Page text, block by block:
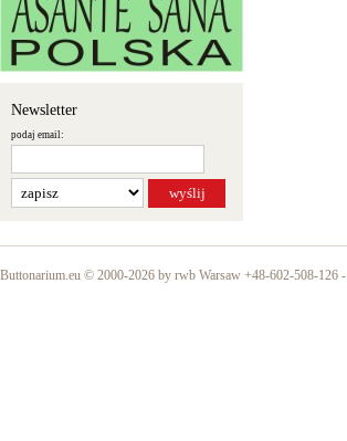
Newsletter
podaj email:
Buttonarium.eu © 2000-2026 by rwb Warsaw +48-602-508-126 -